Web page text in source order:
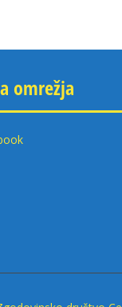
omrežja